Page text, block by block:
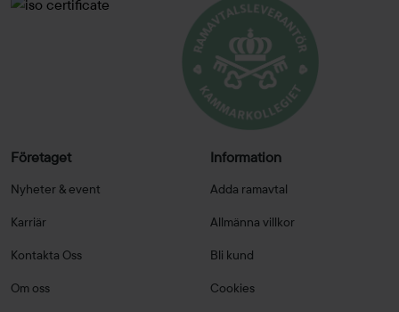
Företaget
Nyheter & event
Karriär
Kontakta Oss
Om oss
Information
Adda ramavtal
Allmänna villkor
Bli kund
Cookies